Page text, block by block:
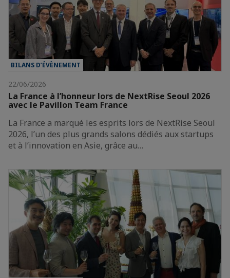
BILANS D’ÉVÈNEMENT
22/06/2026
La France à l’honneur lors de NextRise Seoul 2026
avec le Pavillon Team France
La France a marqué les esprits lors de NextRise Seoul
2026, l’un des plus grands salons dédiés aux startups
et à l’innovation en Asie, grâce au…